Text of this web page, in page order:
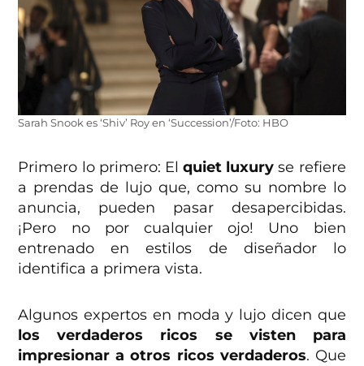
Sarah Snook es ‘Shiv’ Roy en ‘Succession’/Foto: HBO
Primero lo primero: Elquiet luxury se refiere
a prendas de lujo que, como su nombre lo
anuncia, pueden pasar desapercibidas.
¡Pero no por cualquier ojo! Uno bien
entrenado en estilos de diseñador lo
identifica a primera vista.
Algunos expertos en moda y lujo dicen que
los verdaderos ricos se visten para
impresionar a otros ricos verdaderos. Que